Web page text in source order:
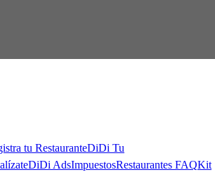
tu RestauranteDiDi Tu
DiDi AdsImpuestosRestaurantes FAQKit